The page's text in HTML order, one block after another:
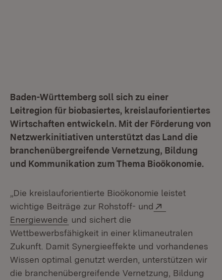
Baden-Württemberg soll sich zu einer
Leitregion für biobasiertes, kreislauforientiertes
Wirtschaften entwickeln. Mit der Förderung von
Netzwerkinitiativen unterstützt das Land die
branchenübergreifende Vernetzung, Bildung
und Kommunikation zum Thema Bioökonomie.
„Die kreislauforientierte Bioökonomie leistet
wichtige Beiträge zur Rohstoff- und
Energiewende (Öffnet in neuem Fenster)
und sichert die
Wettbewerbsfähigkeit in einer klimaneutralen
Zukunft. Damit Synergieeffekte und vorhandenes
Wissen optimal genutzt werden, unterstützen wir
die branchenübergreifende Vernetzung, Bildung